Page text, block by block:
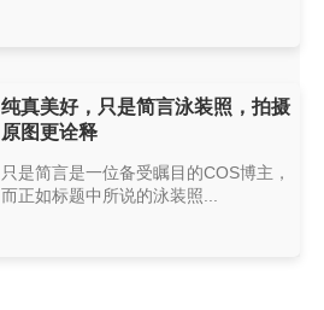
纯真美好，只是简言泳装照，拍摄
原图更诠释
只是简言是一位备受瞩目的COS博主，
而正如标题中所说的泳装照...